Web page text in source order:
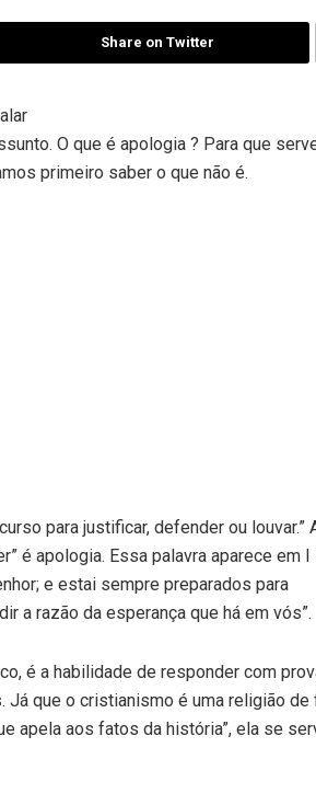
Share on Twitter
O que é apologia ? Para que
primeiro saber o que não é.
para justificar, defender ou louvar.”
é apologia. Essa palavra aparece em I
e estai sempre preparados para
a razão da esperança que há em vós”.
é a habilidade de responder com
que o cristianismo é uma religião de
apela aos fatos da história”, ela se